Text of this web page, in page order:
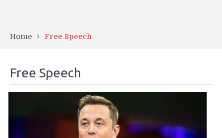
Home Free Speech
Free Speech